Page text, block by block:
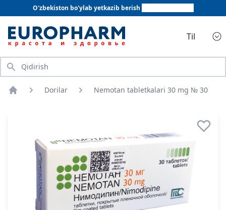
O'zbekiston bo'ylab yetkazib berish
Til
Qidirish
Dorilar Nemotan tabletkalari 30 mg № 30